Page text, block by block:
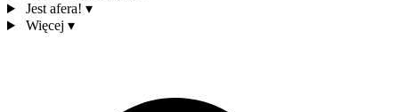
Jest afera! ▾
Więcej ▾